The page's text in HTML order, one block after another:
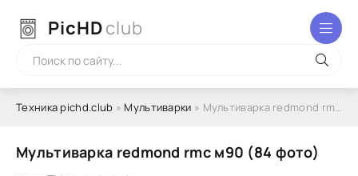
PicHDclub
Техника pichd.club » Мультиварки » Мультиварка redmond rmc м90 (84 фото)
Мультиварка redmond rmc м90 (84 фото)